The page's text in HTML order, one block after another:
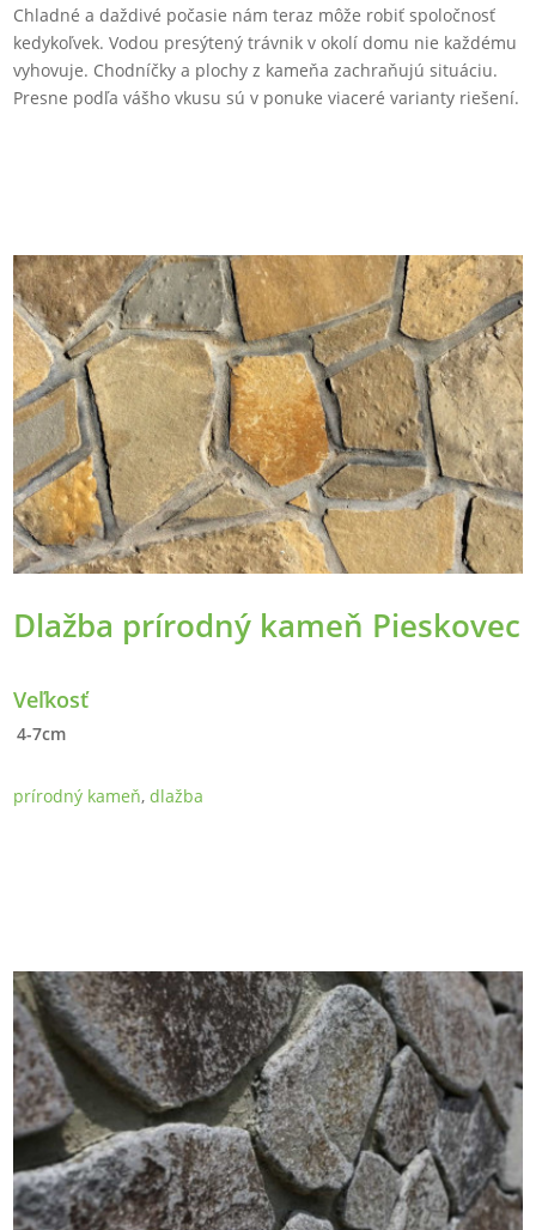
Chladné a daždivé počasie nám teraz môže robiť spoločnosť
kedykoľvek. Vodou presýtený trávnik v okolí domu nie každému
vyhovuje. Chodníčky a plochy z kameňa zachraňujú situáciu.
Presne podľa vášho vkusu sú v ponuke viaceré varianty riešení.
Dlažba prírodný kameň Pieskovec
Veľkosť
4-7cm
prírodný kameň,dlažba